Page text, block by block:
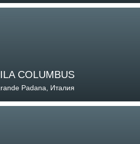
COLUMBUS
Padana, Италия